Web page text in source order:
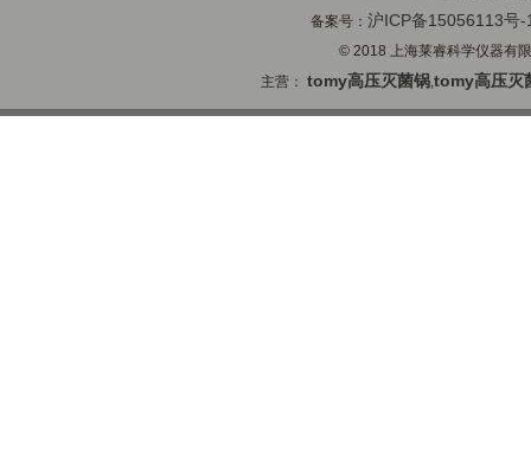
备案号：沪ICP备15056113号-
© 2018 上海莱睿科学仪器有
主营：tomy高压灭菌锅,tomy高压灭